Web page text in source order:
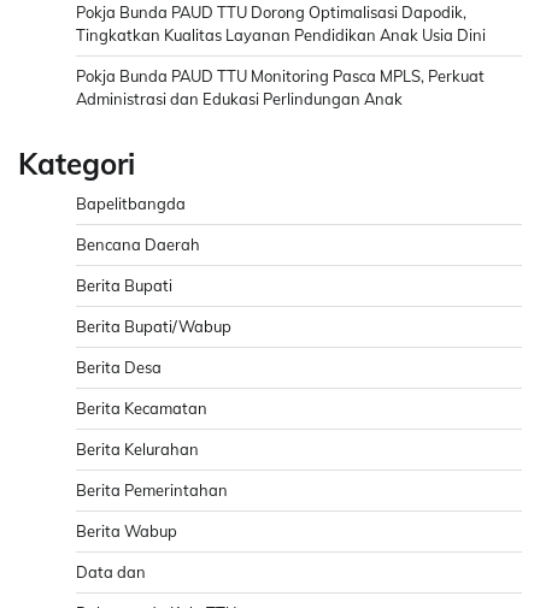
Pokja Bunda PAUD TTU Dorong Optimalisasi Dapodik,
Tingkatkan Kualitas Layanan Pendidikan Anak Usia Dini
Pokja Bunda PAUD TTU Monitoring Pasca MPLS, Perkuat
Administrasi dan Edukasi Perlindungan Anak
Kategori
Bapelitbangda
Bencana Daerah
Berita Bupati
Berita Bupati/Wabup
Berita Desa
Berita Kecamatan
Berita Kelurahan
Berita Pemerintahan
Berita Wabup
Data dan